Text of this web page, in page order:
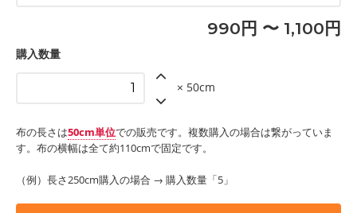
990円 〜 1,100円
購入数量
× 50cm
布の長さは50cm単位での販売です。複数購入の場合は繋がっていま
す。布の横幅は全て約110cmで固定です。
（例）長さ250cm購入の場合 → 購入数量「5」